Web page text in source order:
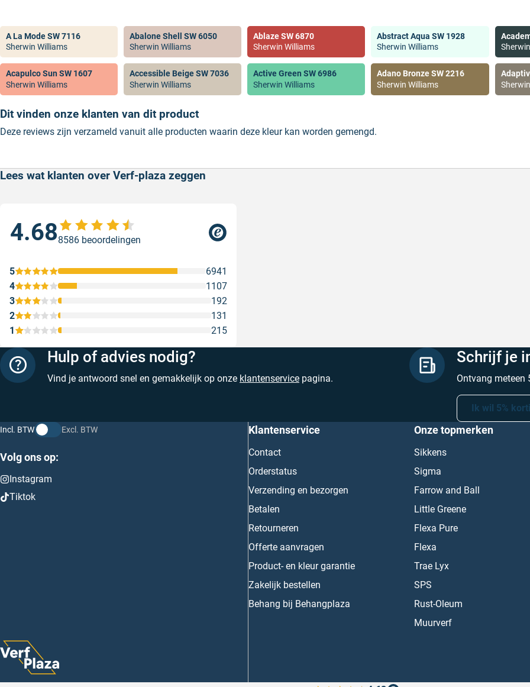
A La Mode SW 7116
Sherwin Williams
Abalone Shell SW 6050
Sherwin Williams
Ablaze SW 6870
Sherwin Williams
Abstract Aqua SW 1928
Sherwin Williams
Acapulco Sun SW 1607
Sherwin Williams
Accessible Beige SW 7036
Sherwin Williams
Active Green SW 6986
Sherwin Williams
Adano Bronze SW 2216
Sherwin Williams
Dit vinden onze klanten van dit product
Deze reviews zijn verzameld vanuit alle producten waarin deze kleur kan worden gemengd.
Lees wat klanten over Verf-plaza zeggen
4.688586 beoordelingen
1 215
2 131
3 192
4 1107
5 6941
Hulp of advies nodig?
Vind je antwoord snel en gemakkelijk op onze klantenservice pagina.
Schrijf je
Ontvang meteen
Ik wil 5%
Incl. BTW Excl. BTW
Volg ons op:
Instagram
Tiktok
Klantenservice
Contact
Orderstatus
Verzending en bezorgen
Betalen
Retourneren
Offerte aanvragen
Product- en kleur garantie
Zakelijk bestellen
Behang bij Behangplaza
Onze topmerken
Sikkens
Sigma
Farrow and Ball
Little Greene
Flexa Pure
Flexa
Trae Lyx
SPS
Rust-Oleum
Muurverf